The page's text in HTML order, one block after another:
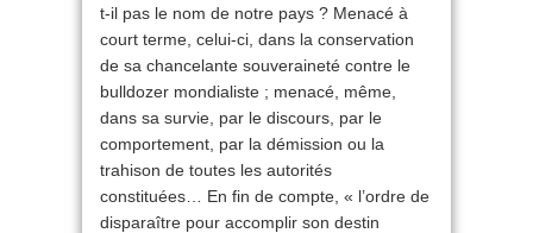
t-il pas le nom de notre pays ? Menacé à
court terme, celui-ci, dans la conservation
de sa chancelante souveraineté contre le
bulldozer mondialiste ; menacé, même,
dans sa survie, par le discours, par le
comportement, par la démission ou la
trahison de toutes les autorités
constituées… En fin de compte, « l’ordre de
disparaître pour accomplir son destin